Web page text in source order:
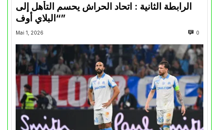
الرابطة الثانية : اتحاد الحراش يحسم التأهل إلى
“البلاي أوف”
Mai 1, 2026 0